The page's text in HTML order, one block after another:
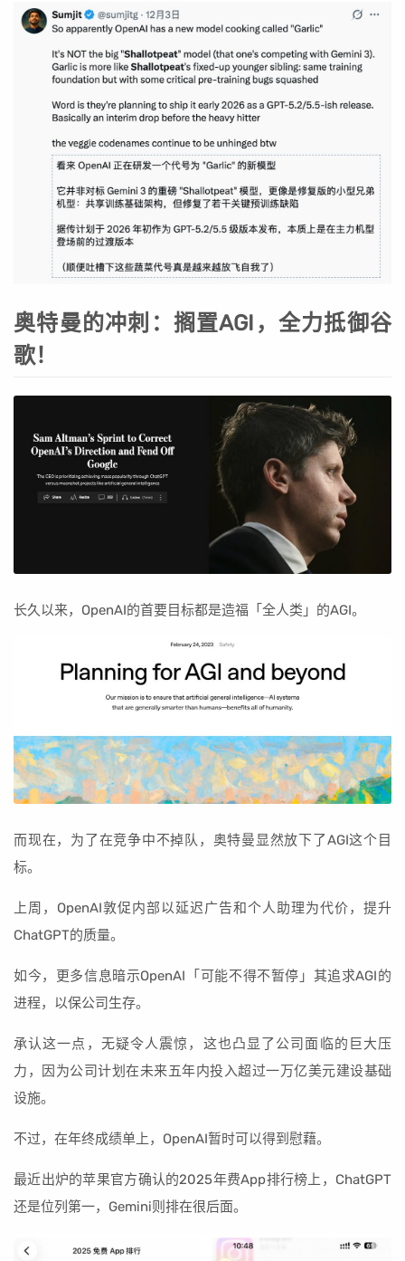
奥特曼的冲刺：搁置AGI，全力抵御谷
歌！
长久以来，OpenAI的首要目标都是造福「全人类」的AGI。
而现在，为了在竞争中不掉队，奥特曼显然放下了AGI这个目
标。
上周，OpenAI敦促内部以延迟广告和个人助理为代价，提升
ChatGPT的质量。
如今，更多信息暗示OpenAI「可能不得不暂停」其追求AGI的
进程，以保公司生存。
承认这一点，无疑令人震惊，这也凸显了公司面临的巨大压
力，因为公司计划在未来五年内投入超过一万亿美元建设基础
设施。
不过，在年终成绩单上，OpenAI暂时可以得到慰藉。
最近出炉的苹果官方确认的2025年费App排行榜上，ChatGPT
还是位列第一，Gemini则排在很后面。